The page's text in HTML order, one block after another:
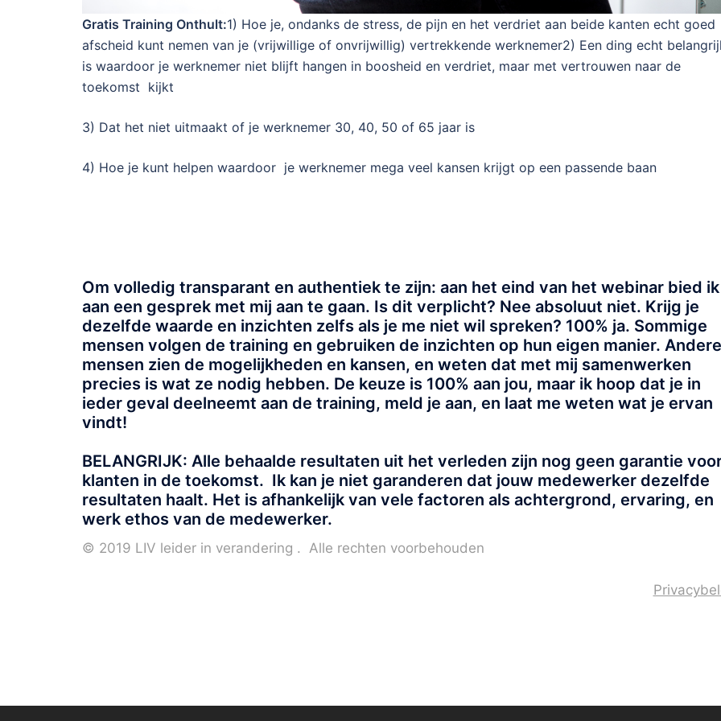
Gratis Training Onthult:1) Hoe je, ondanks de stress, de pijn en het verdriet aan beide kanten echt goed
afscheid kunt nemen van je (vrijwillige of onvrijwillig) vertrekkende werknemer2) Een ding echt
is waardoor je werknemer niet blijft hangen in boosheid en verdriet, maar met vertrouwen naar de
toekomst kijkt
3) Dat het niet uitmaakt of je werknemer 30, 40, 50 of 65 jaar is
4) Hoe je kunt helpen waardoor je werknemer mega veel kansen krijgt op een passende baan
Om volledig transparant en authentiek te zijn: aan het eind van het webinar bied
aan een gesprek met mij aan te gaan. Is dit verplicht? Nee absoluut niet. Krijg je
dezelfde waarde en inzichten zelfs als je me niet wil spreken? 100% ja. Sommige
mensen volgen de training en gebruiken de inzichten op hun eigen manier. Andere
mensen zien de mogelijkheden en kansen, en weten dat met mij samenwerken
precies is wat ze nodig hebben. De keuze is 100% aan jou, maar ik hoop dat je in
ieder geval deelneemt aan de training, meld je aan, en laat me weten wat je ervan
vindt!
BELANGRIJK: Alle behaalde resultaten uit het verleden zijn nog geen garantie
klanten in de toekomst. Ik kan je niet garanderen dat jouw medewerker dezelfde
resultaten haalt. Het is afhankelijk van vele factoren als achtergrond, ervaring, en
werk ethos van de medewerker.
© 2019 LIV leider in verandering . Alle rechten voorbehouden